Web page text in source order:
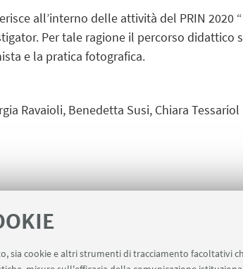
sia cookie e altri strumenti di tracciamento facoltativi
all’interno delle attività del PRIN 2020
Per tale ragione il percorso
e la pratica fotografica.
Ravaioli, Benedetta Susi, Chiara Tessariol